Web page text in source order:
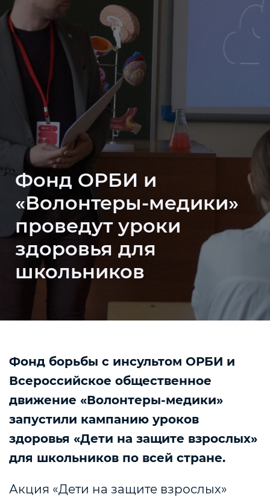
Фонд ОРБИ и
«Волонтеры-медики»
проведут уроки
здоровья для
школьников
Фонд борьбы с инсультом ОРБИ и
Всероссийское общественное
движение «Волонтеры-медики»
запустили кампанию уроков
здоровья «Дети на защите взрослых»
для школьников по всей стране.
Акция «Дети на защите взрослых»